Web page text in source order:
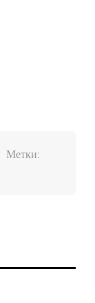
Метки: